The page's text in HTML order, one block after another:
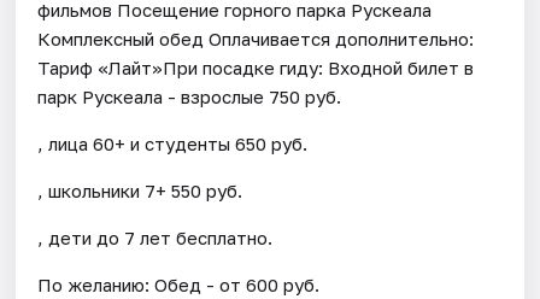
фильмов Посещение горного парка Рускеала
Комплексный обед Оплачивается дополнительно:
Тариф «Лайт»При посадке гиду: Входной билет в
парк Рускеала - взрослые 750 руб.
, лица 60+ и студенты 650 руб.
, школьники 7+ 550 руб.
, дети до 7 лет бесплатно.
По желанию: Обед - от 600 руб.